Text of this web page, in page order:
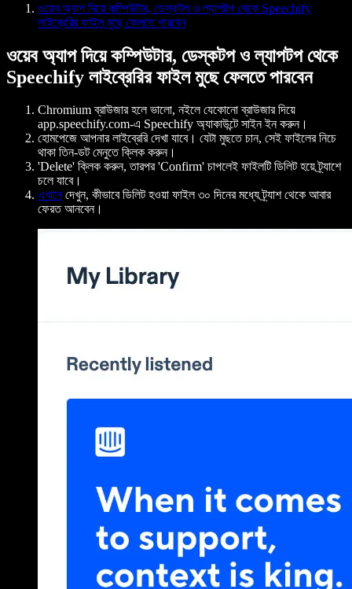
ওয়েব অ্যাপ দিয়ে কম্পিউটার, ডেস্কটপ ও ল্যাপটপ থেকে Speechify
লাইব্রেরির ফাইল মুছে ফেলতে পারবেন
ওয়েব অ্যাপ দিয়ে কম্পিউটার, ডেস্কটপ ও ল্যাপটপ থেকে
Speechify লাইব্রেরির ফাইল মুছে ফেলতে পারবেন
Chromium ব্রাউজার হলে ভালো, নইলে যেকোনো ব্রাউজার দিয়ে
app.speechify.com-এ Speechify অ্যাকাউন্টে সাইন ইন করুন।
হোমপেজে আপনার লাইব্রেরি দেখা যাবে। যেটা মুছতে চান, সেই ফাইলের নিচে
থাকা তিন-ডট মেনুতে ক্লিক করুন।
'Delete' ক্লিক করুন, তারপর 'Confirm' চাপলেই ফাইলটি ডিলিট হয়ে ট্র্যাশে
চলে যাবে।
এখানেদেখুন, কীভাবে ডিলিট হওয়া ফাইল ৩০ দিনের মধ্যে ট্র্যাশ থেকে আবার
ফেরত আনবেন।